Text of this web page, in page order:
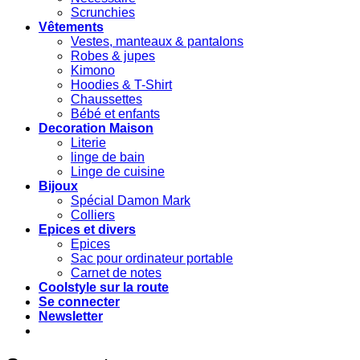
Scrunchies
Vêtements
Vestes, manteaux & pantalons
Robes & jupes
Kimono
Hoodies & T-Shirt
Chaussettes
Bébé et enfants
Decoration Maison
Literie
linge de bain
Linge de cuisine
Bijoux
Spécial Damon Mark
Colliers
Epices et divers
Epices
Sac pour ordinateur portable
Carnet de notes
Coolstyle sur la route
Se connecter
Newsletter